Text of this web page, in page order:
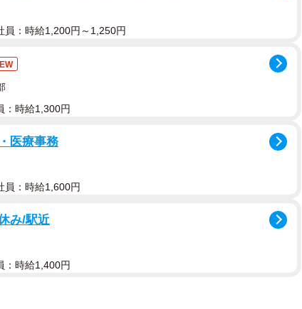
状態でスタートしました。
緊急時に体温保持のために使うアルミシート）
開始時25度に設定された車内温度は開始30分で10度以
策なしのAさんがギブアップしました。この時の車内温
は、エマージェントシートを利用していたDさん。5時間
と、冬山用の寝袋を持っていたDさんは実験終了の8時間
員：時給1,200円～1,250円
：時給1,300円
医療事務
員：時給1,600円
み/駅近
：時給1,400円